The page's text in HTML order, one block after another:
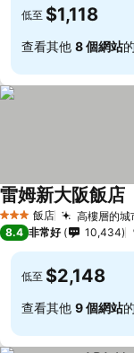
低至 $1,118
查看其他 8 個網站
3 星級 飯店 高樓層的城
雷姆新大阪飯店
8.4 非常好 10,434
低至 $2,148
查看其他 9 個網站